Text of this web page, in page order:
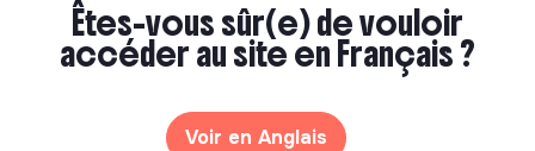
Êtes-vous sûr(e) de vouloir
accéder au site en Français ?
Voir en Anglais